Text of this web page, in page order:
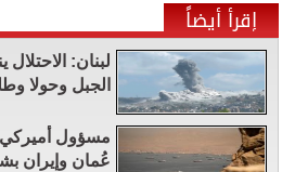
إقرأ أيضاً
لبنان:
الجبل وحولا
مسؤول
عُمان وإيران